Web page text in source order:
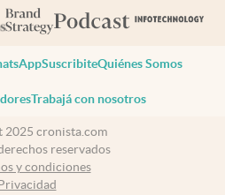
SuscribiteQuiénes Somos
Trabajá con nosotros
2025 cronista.com
reservados
y condiciones